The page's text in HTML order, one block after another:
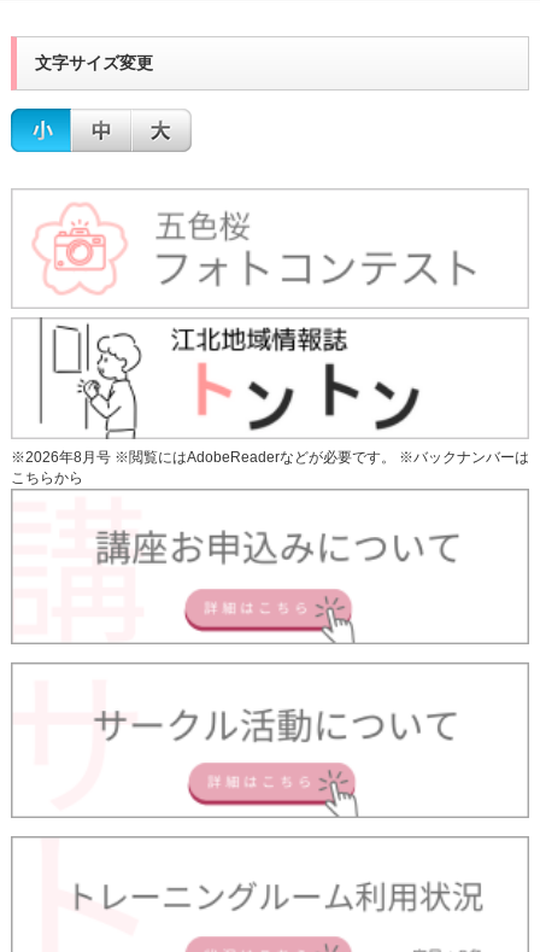
文字サイズ変更
※2026年8月号 ※閲覧にはAdobeReaderなどが必要です。 ※バックナンバーは
こちらから